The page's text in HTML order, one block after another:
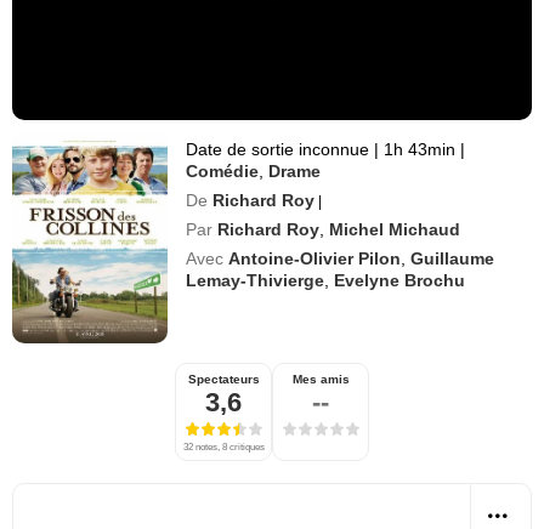
Date de sortie inconnue | 1h 43min |
Comédie Drame
De Richard Roy |
Par Richard Roy Michel Michaud
Avec Antoine-Olivier Pilon ,Guillaume
Lemay-Thivierge Evelyne Brochu
Spectateurs
3,6
32 notes, 8 critiques
Mes amis
--